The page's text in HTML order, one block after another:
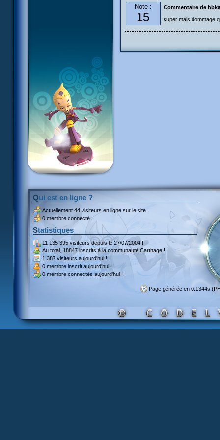
Note :
15
Commentaire de
super mais dommage
Qui est en ligne ?
Actuellement 44 visiteurs en ligne sur le site !
0 membre connecté.
Statistiques
11 135 395 visiteursdepuis le 27/07/2004 !
Au total, 18847 inscritsà la communauté Carthage !
1 387 visiteurs aujourd'hui !
0 membre inscrit aujourd'hui !
0 membre connectés aujourd'hui !
Page générée en 0.1344s